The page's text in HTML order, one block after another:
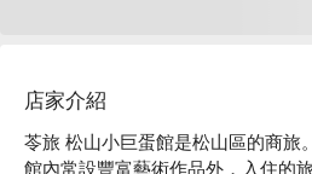
店家介紹
苓旅 松山小巨蛋館是松山區的商旅
館內常設豐富藝術作品外，入住的